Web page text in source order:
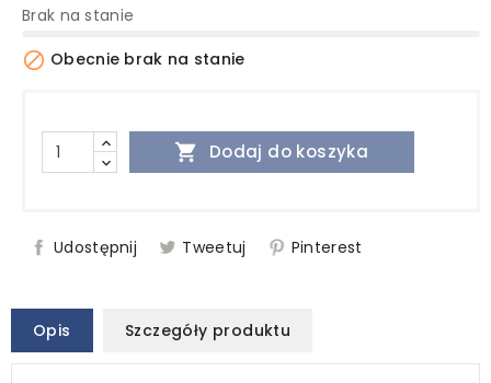
Brak na stanie
 Obecnie brak na stanie
 Dodaj do koszyka
Udostępnij Tweetuj Pinterest
Opis Szczegóły produktu